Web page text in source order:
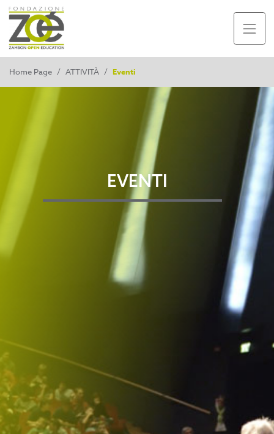
Home Page / ATTIVITÀ / Eventi
EVENTI